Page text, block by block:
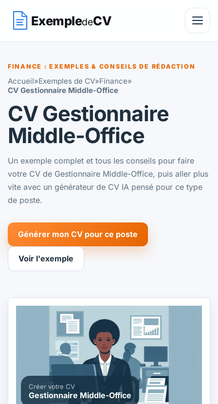
ExempledeCV
FINANCE : EXEMPLES & CONSEILS DE RÉDACTION
Accueil»Exemples de CV»Finance»
CV Gestionnaire Middle-Office
CV Gestionnaire
Middle-Office
Un exemple complet et tous les conseils pour faire
votre CV de Gestionnaire Middle-Office, puis aller plus
vite avec un générateur de CV IA pensé pour ce type
de poste.
Générer mon CV pour ce poste
Voir l'exemple
Créer votre CV
Gestionnaire Middle-Office